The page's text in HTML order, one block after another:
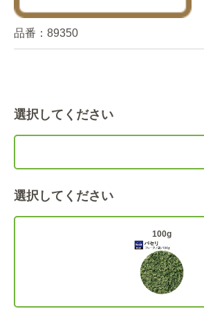
品番： 89350
選択してください
選択してください
100g